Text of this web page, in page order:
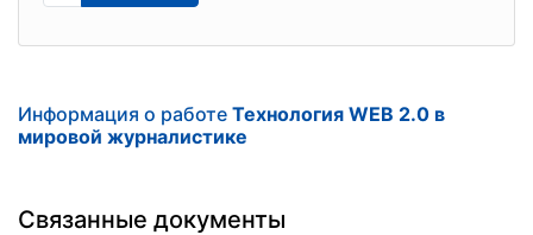
Информация о работе Технология WEB 2.0 в
мировой журналистике
Связанные документы